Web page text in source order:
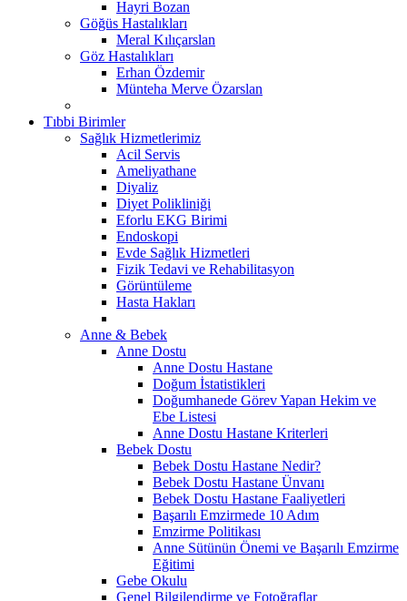
Hayri Bozan
Göğüs Hastalıkları
Meral Kılıçarslan
Göz Hastalıkları
Erhan Özdemir
Münteha Merve Özarslan
Tıbbi Birimler
Sağlık Hizmetlerimiz
Acil Servis
Ameliyathane
Diyaliz
Diyet Polikliniği
Eforlu EKG Birimi
Endoskopi
Evde Sağlık Hizmetleri
Fizik Tedavi ve Rehabilitasyon
Görüntüleme
Hasta Hakları
Anne & Bebek
Anne Dostu
Anne Dostu Hastane
Doğum İstatistikleri
Doğumhanede Görev Yapan Hekim ve
Ebe Listesi
Anne Dostu Hastane Kriterleri
Bebek Dostu
Bebek Dostu Hastane Nedir?
Bebek Dostu Hastane Ünvanı
Bebek Dostu Hastane Faaliyetleri
Başarılı Emzirmede 10 Adım
Emzirme Politikası
Anne Sütünün Önemi ve Başarılı Emzirme
Eğitimi
Gebe Okulu
Genel Bilgilendirme ve Fotoğraflar